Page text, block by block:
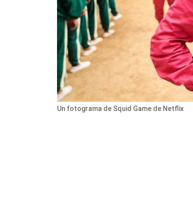
Un fotograma de Squid Game de Netflix